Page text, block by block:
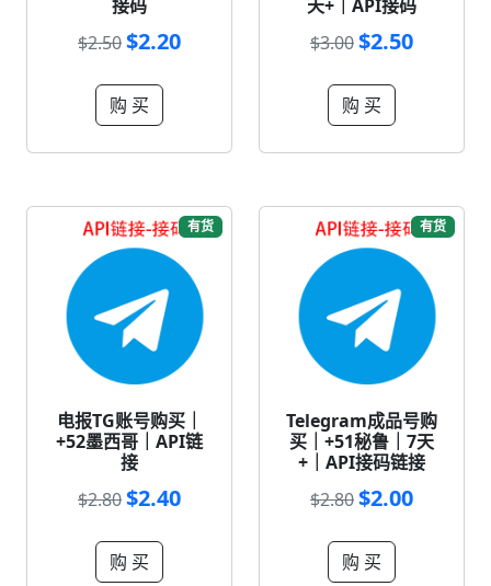
接码
$2.50$2.20
购 买
天+｜API接码
$3.00$2.50
购 买
有货
电报TG账号购买｜
+52墨西哥｜API链
接
$2.80$2.40
购 买
有货
Telegram成品号购
买｜+51秘鲁｜7天
+｜API接码链接
$2.80$2.00
购 买